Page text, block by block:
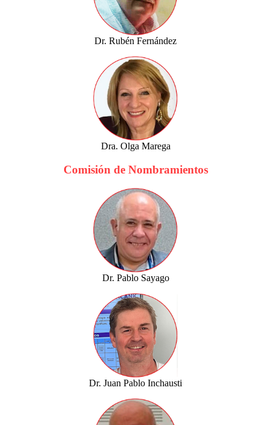
Dr. Rubén Fernández
Dra. Olga Marega
Comisión de Nombramientos
Dr. Pablo Sayago
Dr. Juan Pablo Inchausti